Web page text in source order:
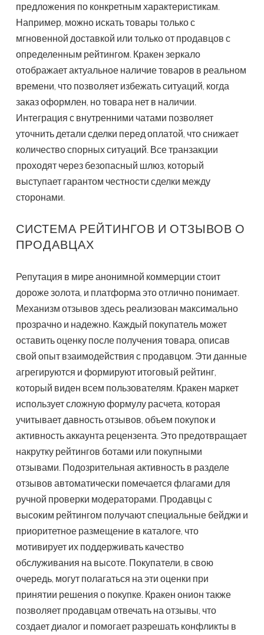
предложения по конкретным характеристикам.
Например, можно искать товары только с
мгновенной доставкой или только от продавцов с
определенным рейтингом. Кракен зеркало
отображает актуальное наличие товаров в реальном
времени, что позволяет избежать ситуаций, когда
заказ оформлен, но товара нет в наличии.
Интеграция с внутренними чатами позволяет
уточнить детали сделки перед оплатой, что снижает
количество спорных ситуаций. Все транзакции
проходят через безопасный шлюз, который
выступает гарантом честности сделки между
сторонами.
СИСТЕМА РЕЙТИНГОВ И ОТЗЫВОВ О
ПРОДАВЦАХ
Репутация в мире анонимной коммерции стоит
дороже золота, и платформа это отлично понимает.
Механизм отзывов здесь реализован максимально
прозрачно и надежно. Каждый покупатель может
оставить оценку после получения товара, описав
свой опыт взаимодействия с продавцом. Эти данные
агрегируются и формируют итоговый рейтинг,
который виден всем пользователям. Кракен маркет
использует сложную формулу расчета, которая
учитывает давность отзывов, объем покупок и
активность аккаунта рецензента. Это предотвращает
накрутку рейтингов ботами или покупными
отзывами. Подозрительная активность в разделе
отзывов автоматически помечается флагами для
ручной проверки модераторами. Продавцы с
высоким рейтингом получают специальные бейджи и
приоритетное размещение в каталоге, что
мотивирует их поддерживать качество
обслуживания на высоте. Покупатели, в свою
очередь, могут полагаться на эти оценки при
принятии решения о покупке. Кракен онион также
позволяет продавцам отвечать на отзывы, что
создает диалог и помогает разрешать конфликты в